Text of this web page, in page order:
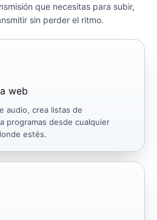
que necesitas para subir,
sin perder el ritmo.
web
audio, crea listas de
programas desde cualquier
estés.